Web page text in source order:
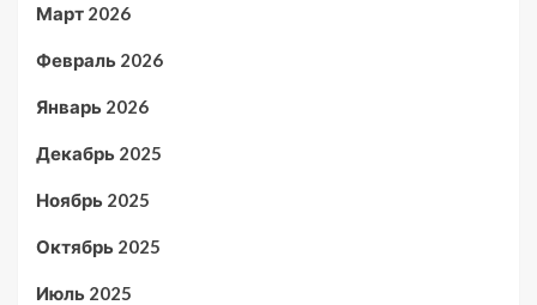
Март 2026
Февраль 2026
Январь 2026
Декабрь 2025
Ноябрь 2025
Октябрь 2025
Июль 2025